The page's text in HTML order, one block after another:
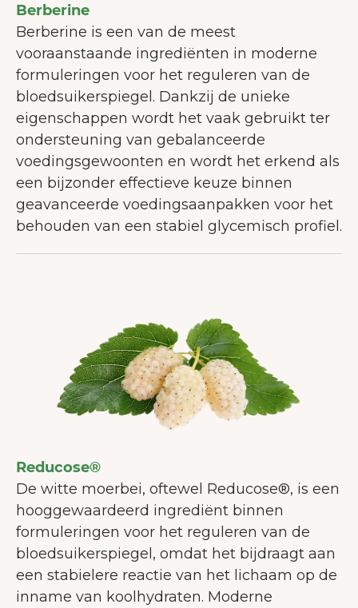
Berberine
Berberine is een van de meest
vooraanstaande ingrediënten in moderne
formuleringen voor het reguleren van de
bloedsuikerspiegel. Dankzij de unieke
eigenschappen wordt het vaak gebruikt ter
ondersteuning van gebalanceerde
voedingsgewoonten en wordt het erkend als
een bijzonder effectieve keuze binnen
geavanceerde voedingsaanpakken voor het
behouden van een stabiel glycemisch profiel.
Reducose®
De witte moerbei, oftewel Reducose®, is een
hooggewaardeerd ingrediënt binnen
formuleringen voor het reguleren van de
bloedsuikerspiegel, omdat het bijdraagt aan
een stabielere reactie van het lichaam op de
inname van koolhydraten. Moderne